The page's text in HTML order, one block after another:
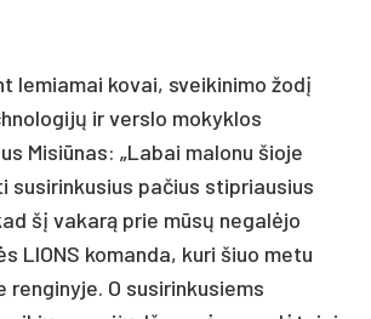
lemiamai kovai, sveikinimo žodį
ir verslo mokyklos
Misiūnas: „Labai malonu šioje
susirinkusius pačius stipriausius
šį vakarą prie mūsų negalėjo
LIONS komanda, kuri šiuo metu
renginyje. O susirinkusiems